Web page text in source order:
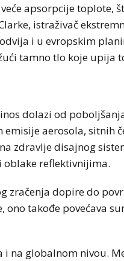
apsorpcije toplote,
istraživač
i u evropskim
tamno tlo koje upija
dolazi od
aerosola, sitnih
zdravlje disajnog
oblake reflektivnijima.
zračenja dopire do
takođe povećava
i na globalnom nivou.